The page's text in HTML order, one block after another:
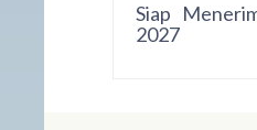
Siap
2027